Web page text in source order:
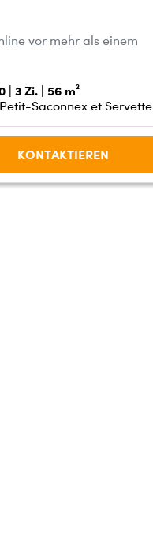
vor mehr als einem
| 3 Zi. | 56 m²
Saconnex et Servette
KONTAKTIEREN